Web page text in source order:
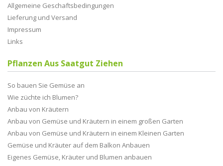
Allgemeine Geschaftsbedingungen
Lieferung und Versand
Impressum
Links
Pflanzen Aus Saatgut Ziehen
So bauen Sie Gemüse an
Wie züchte ich Blumen?
Anbau von Kräutern
Anbau von Gemüse und Kräutern in einem großen Garten
Anbau von Gemüse und Kräutern in einem Kleinen Garten
Gemüse und Kräuter auf dem Balkon Anbauen
Eigenes Gemüse, Kräuter und Blumen anbauen